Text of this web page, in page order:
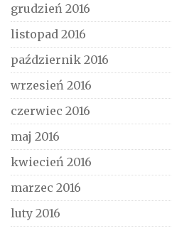
grudzień 2016
listopad 2016
październik 2016
wrzesień 2016
czerwiec 2016
maj 2016
kwiecień 2016
marzec 2016
luty 2016